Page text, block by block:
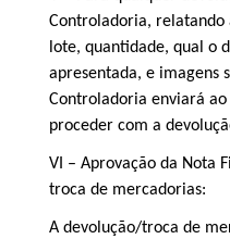
Controladoria, relatando
lote, quantidade, qual o
apresentada, e imagens
Controladoria enviará
proceder com a
VI – Aprovação da Nota
troca de mercadorias:
A devolução/troca de